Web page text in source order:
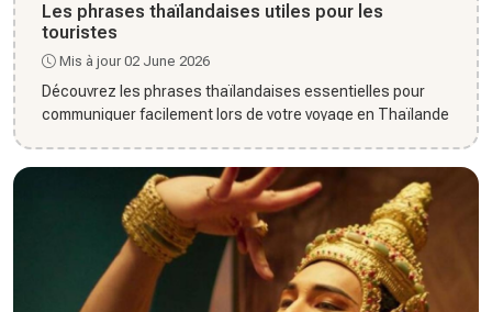
Les phrases thaïlandaises utiles pour les
touristes
Mis à jour 02 June 2026
Découvrez les phrases thaïlandaises essentielles pour
communiquer facilement lors de votre voyage en Thaïlande